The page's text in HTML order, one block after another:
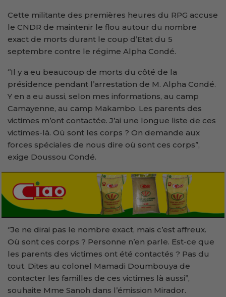
Cette militante des premières heures du RPG accuse
le CNDR de maintenir le flou autour du nombre
exact de morts durant le coup d’Etat du 5
septembre contre le régime Alpha Condé.
‘’Il y a eu beaucoup de morts du côté de la
présidence pendant l’arrestation de M. Alpha Condé.
Y en a eu aussi, selon mes informations, au camp
Camayenne, au camp Makambo. Les parents des
victimes m’ont contactée. J’ai une longue liste de ces
victimes-là. Où sont les corps ? On demande aux
forces spéciales de nous dire où sont ces corps’’,
exige Doussou Condé.
‘’Je ne dirai pas le nombre exact, mais c’est affreux.
Où sont ces corps ? Personne n’en parle. Est-ce que
les parents des victimes ont été contactés ? Pas du
tout. Dites au colonel Mamadi Doumbouya de
contacter les familles de ces victimes là aussi’’,
souhaite Mme Sanoh dans l’émission Mirador.